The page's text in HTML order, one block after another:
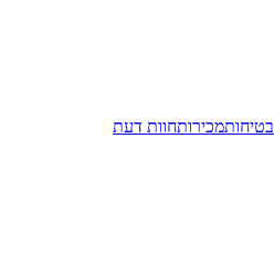
בטיחותמכירותחוות דעת